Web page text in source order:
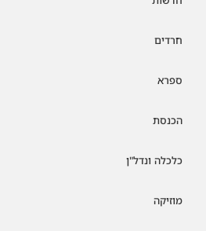
חרדים
ספרא
הכנסת
כלכלה ונדל"ן
מוזיקה